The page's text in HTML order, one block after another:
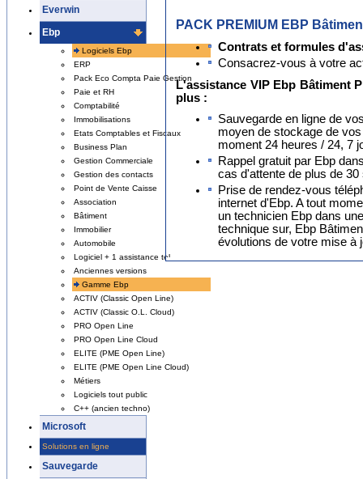
Everwin
Ebp
Logiciels Ebp
ERP
Pack Eco Compta Paie Gestion
Paie et RH
Comptabilité
Immobilisations
Etats Comptables et Fiscaux
Business Plan
Gestion Commerciale
Gestion des contacts
Point de Vente Caisse
Association
Bâtiment
Immobilier
Automobile
Logiciel + 1 assistance tel
Anciennes versions
Gamme Ebp
ACTIV (Classic Open Line)
ACTIV (Classic O.L. Cloud)
PRO Open Line
PRO Open Line Cloud
ELITE (PME Open Line)
ELITE (PME Open Line Cloud)
Métiers
Logiciels tout public
C++ (ancien techno)
Microsoft
Solutions en ligne
Sauvegarde
PACK PREMIUM EBP
Contrats et formules
Consacrez-vous à votre
L'assistance VIP Ebp Bâtiment
plus :
Sauvegarde en ligne de
moyen de stockage de
moment 24 heures / 24, 7
Rappel gratuit par Ebp
cas d'attente de plus de
Prise de rendez-vous
internet d'Ebp. A tout
un technicien Ebp dans
technique sur, Ebp
évolutions de votre mise à